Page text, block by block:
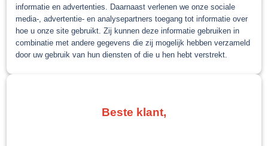
Gratis verzending vanaf €75
Gratis verzending als je bestelt voor €75,00 of meer in Nederland. België en Duitsland
gratis verzending vanaf €500 anders €15 verzendkosten.
Snelle levering
informatie en advertenties. Daarnaast verlenen we onze sociale
media-, advertentie- en analysepartners toegang tot informatie over
hoe u onze site gebruikt. Zij kunnen deze informatie gebruiken in
combinatie met andere gegevens die zij mogelijk hebben verzameld
door uw gebruik van hun diensten of die u hen hebt verstrekt.
Beste klant,